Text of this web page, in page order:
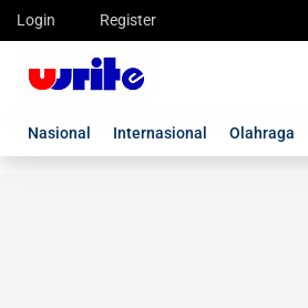
Login Register
Nasional Internasional Olahraga